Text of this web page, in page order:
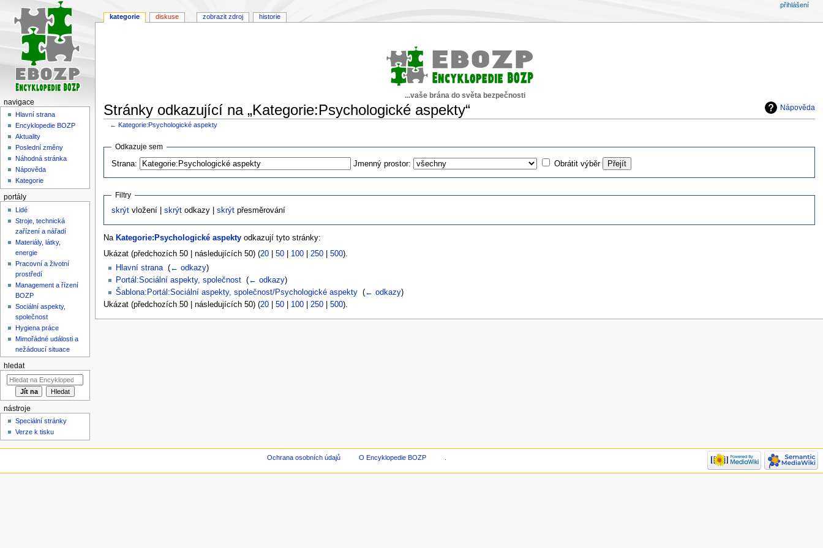
...vaše brána do světa bezpečnosti
Nápověda
Stránky odkazující na „Kategorie:Psychologické aspekty“
←Kategorie:Psychologické aspekty
Skočit
navigaci
Skočit
vyhledávání
Odkazuje sem
Strana: Jmenný prostor: Obrátit výběr
Filtry
skrýt vložení |skrýt odkazy |skrýt přesměrování
Na Kategorie:Psychologické aspektyodkazují tyto stránky:
Ukázat (předchozích 50 | následujících 50) (20| 50| 100| 250| 500).
Hlavní strana‎ (← odkazy)
Portál:Sociální aspekty, společnost‎ (← odkazy)
Šablona:Portál:Sociální aspekty, společnost/Psychologické aspekty‎ (← odkazy)
Ukázat (předchozích 50 | následujících 50) (20| 50| 100| 250| 500).
kategorie diskuse zobrazit zdroj historie
přihlášení
navigace
Hlavní strana
Encyklopedie BOZP
Aktuality
Poslední změny
Náhodná stránka
Nápověda
Kategorie
portály
Lidé
Stroje, technická
zařízení a nářadí
Materiály, látky,
energie
Pracovní a životní
prostředí
Management a řízení
BOZP
Sociální aspekty,
společnost
Hygiena práce
Mimořádné události a
nežádoucí situace
hledat
nástroje
Speciální stránky
Verze k tisku
Ochrana osobních údajů O Encyklopedie BOZP